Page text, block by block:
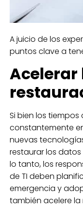
A juicio de los
puntos clave a
Acelerar
Si bien los tiempos
constantemente
nuevas
restaurar los
lo tanto, los
de TI deben
emergencia y
también acelere